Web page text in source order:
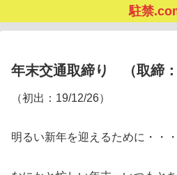
駐禁
年末交通取締り （取締：
（初出：19/12/26）
明るい新年を迎えるために・・・